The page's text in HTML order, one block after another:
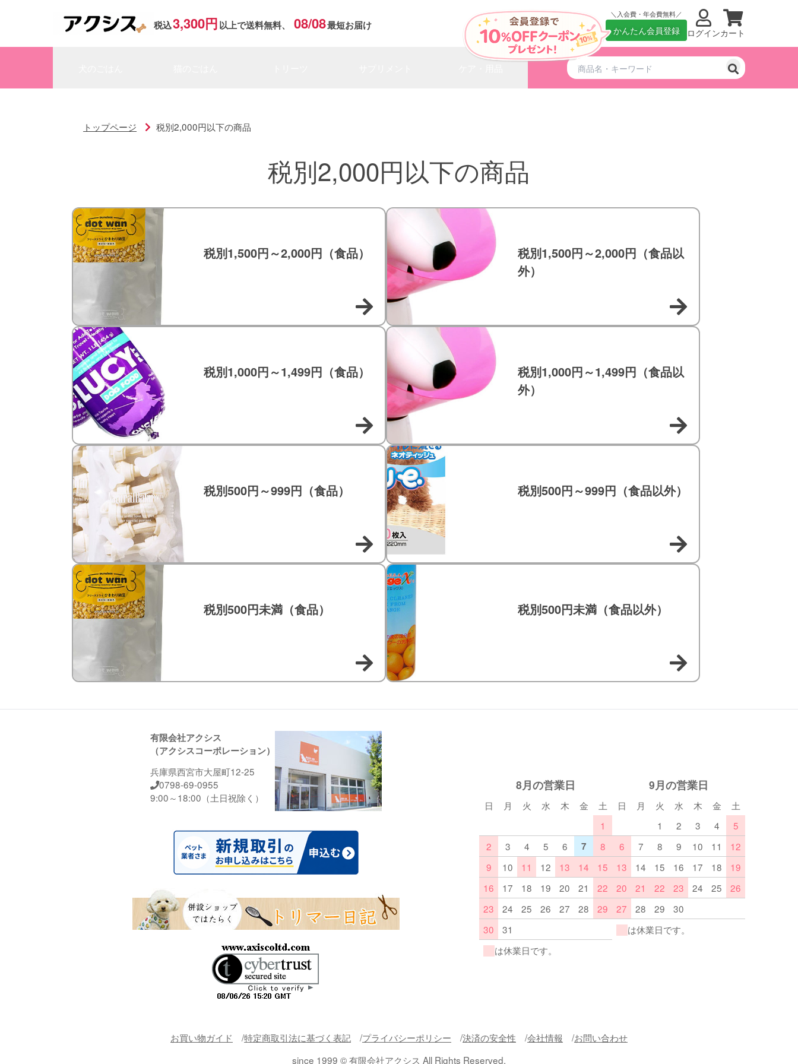
税込3,300円以上で送料無料、 08/08最短お届け
入会費・年会費無料
かんたん会員登録 ログインカート
トップページ 税別2,000円以下の商品
税別2,000円以下の商品
税別1,500円～2,000円（食品）
税別1,500円～2,000円（食品以
外）
税別1,000円～1,499円（食品）
税別1,000円～1,499円（食品以
外）
税別500円～999円（食品） 税別500円～999円（食品以外）
税別500円未満（食品） 税別500円未満（食品以外）
8月の営業日
日 月 火 水 木 金
土
1
2
3 4 5 6 7
8
9
10 11 12 13 14
15
16
17 18 19 20 21
22
23
24 25 26 27 28
29
30
31
は休業日です。
9月の営業日
日 月 火 水 木 金
土
1
2 3 4
5
6
7 8 9 10 11
12
13
14 15 16 17 18
19
20
21 22 23 24 25
26
27
28 29
30
は休業日です。
有限会社アクシス
（アクシスコーポレーション）
兵庫県西宮市大屋町12-25
0798-69-0955
9:00～18:00（土日祝除く）
お買い物ガイド 特定商取引法に基づく表記 プライバシーポリシー 決済の安全性 会社情報
お問い合わせ
since 1999 © 有限会社アクシス All Rights Reserved.